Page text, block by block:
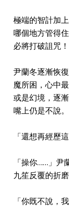
極端的智計加
哪個地方管得
必將打破詛咒！
尹蘭冬逐漸恢
魔所困，心中
或是幻境，逐
嘴上仍是不說。
「還想再經歷
「操你……」尹
九笙反覆的折
「你既不說，